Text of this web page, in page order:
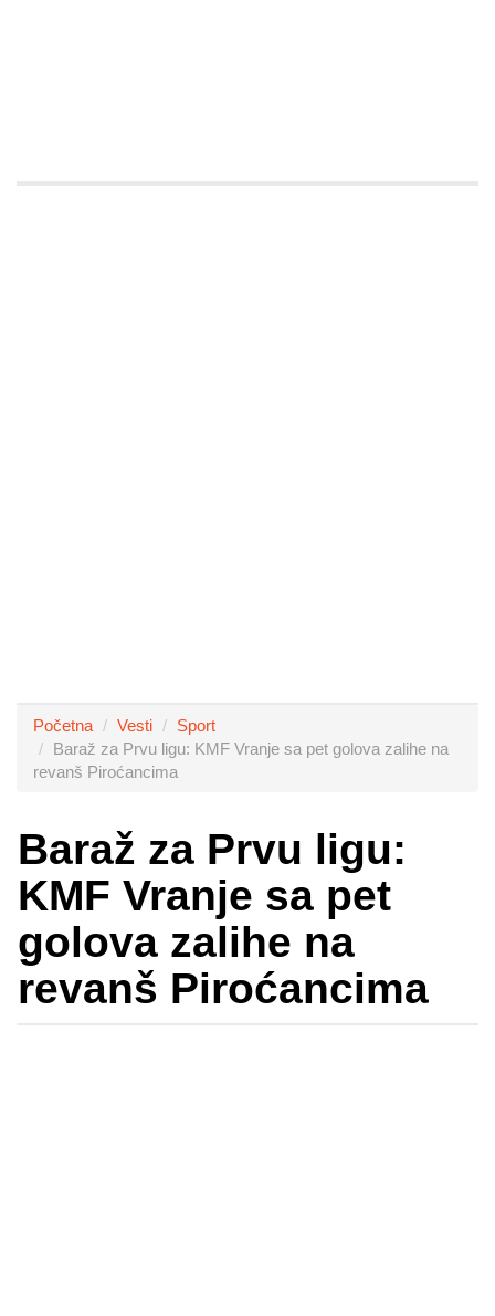
Početna Vesti
Sport
Baraž za Prvu ligu: KMF Vranje sa pet golova zalihe na
revanš Piroćancima
Baraž za Prvu ligu:
KMF Vranje sa pet
golova zalihe na
revanš Piroćancima